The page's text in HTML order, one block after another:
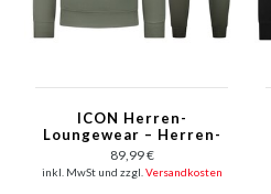
ICON Herren-
Loungewear – Herren-
Trainingsanzug –
Herren-Jogginganzug
für Erwachsene – 6152
89,99 €
inkl. MwSt und zzgl. Versandkosten